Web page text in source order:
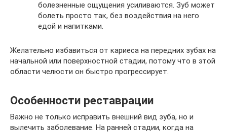
болезненные ощущения усиливаются. Зуб может
болеть просто так, без воздействия на него
едой и напитками.
Желательно избавиться от кариеса на передних зубах на
начальной или поверхностной стадии, потому что в этой
области челюсти он быстро прогрессирует.
Особенности реставрации
Важно не только исправить внешний вид зуба, но и
вылечить заболевание. На ранней стадии, когда на